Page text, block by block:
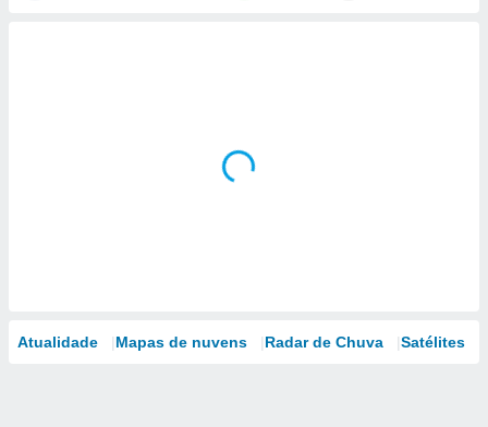
Atualidade Mapas de nuvens Radar de Chuva Satélites